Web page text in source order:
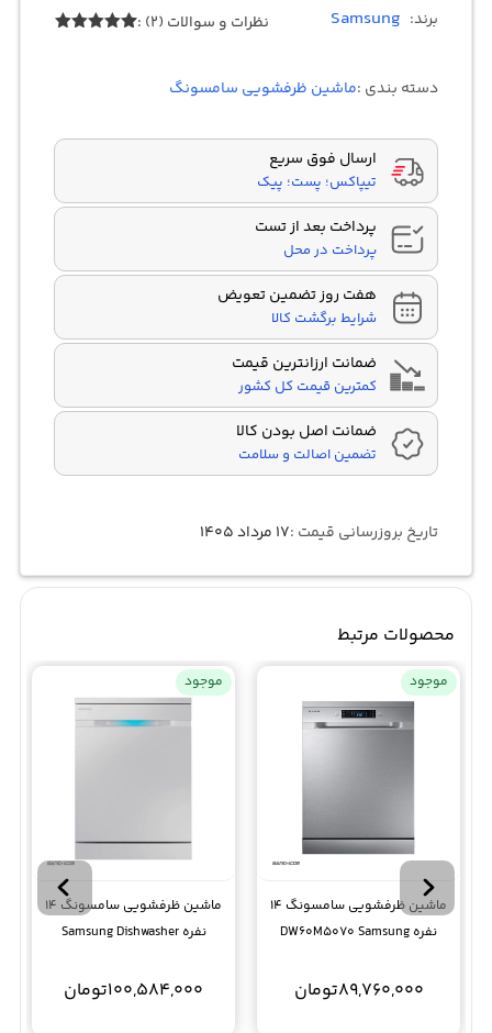
برند: Samsung نظرات و سوالات (2) :
دسته بندی :ماشین ظرفشویی سامسونگ
ارسال فوق سریع
تیپاکس؛ پست؛ پیک
پرداخت بعد از تست
پرداخت در محل
هفت روز تضمین تعویض
شرایط برگشت کالا
ضمانت ارزانترین قیمت
کمترین قیمت کل کشور
ضمانت اصل بودن کالا
تضمین اصالت و سلامت
تاریخ بروزرسانی قیمت :۱۷ مرداد ۱۴۰۵
محصولات مرتبط
موجود
ماشین ظرفشویی سامسونگ 14
نفره DW60M5070 Samsung
89,760,000تومان
موجود
ماشین ظرفشویی سامسونگ 14
نفره Samsung Dishwasher
100,584,000تومان